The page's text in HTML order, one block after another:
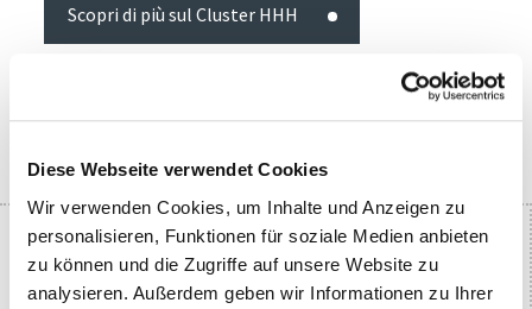
Diese Webseite verwendet Cookies
Wir verwenden Cookies, um Inhalte und Anzeigen zu
personalisieren, Funktionen für soziale Medien anbieten
zu können und die Zugriffe auf unsere Website zu
analysieren. Außerdem geben wir Informationen zu Ihrer
Scopri di più sul Cluster HHH
PARTNER